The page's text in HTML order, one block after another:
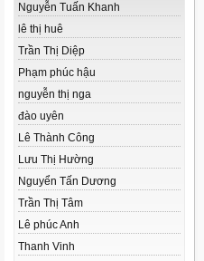
Nguyễn Tuấn Khanh
lê thị huê
Trần Thị Diệp
Phạm phúc hậu
nguyễn thị nga
đào uyên
Lê Thành Công
Lưu Thị Hường
Nguyển Tấn Dương
Trần Thị Tâm
Lê phúc Anh
Thanh Vinh